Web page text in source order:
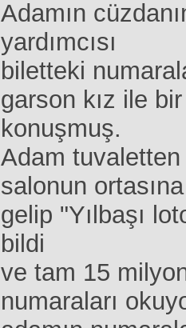
Adamın
yardımcısı
biletteki
garson kız ile
konuşmuş.
Adam
salonun ortasına
gelip "Yılbaşı
bildi
ve tam 15
numaraları